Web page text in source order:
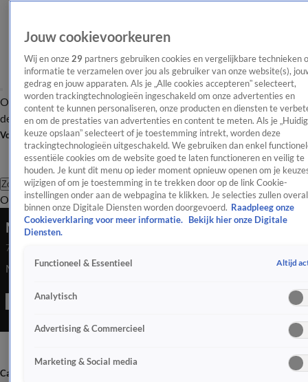
OverzichtAfleveringen Entertainment TV Algemeen
Tip
de redactieNieuwsbrief
Volg Shownieuws
Zoeken
OverzichtEntertainmentSpraakmakendRealityCrimeVideo's
Marieke Elsinga heeft haar poes weer terug
7 juli 2023, 19:26
Marieke Elsinga heeft haar poes weer terug...
Categorieën
Jouw cookievoorkeuren
Wij en onze 29 partners gebruiken cookies en vergelijkbare technieken
informatie te verzamelen over jou als gebruiker van onze website(s),
gedrag en jouw apparaten. Als je „Alle cookies accepteren” selecteert,
worden trackingtechnologieën ingeschakeld om onze advertenties en
content te kunnen personaliseren, onze producten en diensten te
en om de prestaties van advertenties en content te meten. Als je
keuze opslaan” selecteert of je toestemming intrekt, worden deze
trackingtechnologieën uitgeschakeld. We gebruiken dan enkel
essentiële cookies om de website goed te laten functioneren en veilig te
houden. Je kunt dit menu op ieder moment opnieuw openen om je
wijzigen of om je toestemming in te trekken door op de link Cookie-
instellingen onder aan de webpagina te klikken. Je selecties zullen overal
binnen onze Digitale Diensten worden doorgevoerd. Raadpleeg onze
Cookieverklaring voor meer informatie.
Bekijk hier onze Digitale
Diensten.
Functioneel & Essentieel Altijd
Analytisch
Advertising & Commercieel
Marketing & Social media